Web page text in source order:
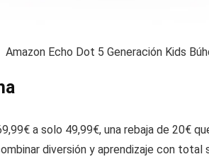
Amazon Echo Dot 5 Generación Kids
a solo 49,99€, una rebaja de 20€
diversión y aprendizaje con total